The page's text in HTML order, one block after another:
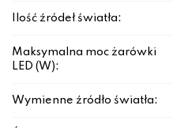
Ilość źródeł światła:
Maksymalna moc żarówki
LED (W):
Wymienne źródło światła: